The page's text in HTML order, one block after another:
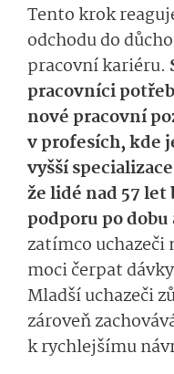
Tento krok
odchodu do
pracovní kariéru.
pracovníci
nové pracovní
v profesích, kde
vyšší
že lidé nad 57
podporu po
zatímco uchazeči
moci čerpat
Mladší uchazeči
zároveň
k rychlejšímu